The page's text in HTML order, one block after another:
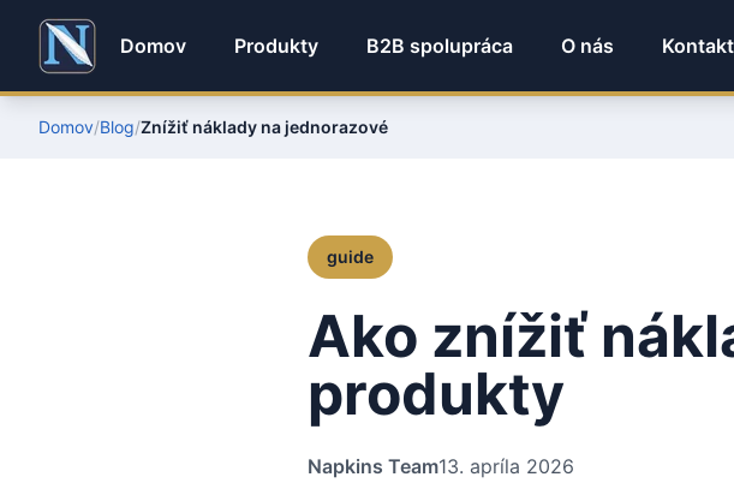
Domov Produkty B2B spolupráca O nás Kontakt
Domov/Blog/Znížiť náklady na jednorazové
guide
Ako znížiť
produkty
Napkins Team13. apríla 2026